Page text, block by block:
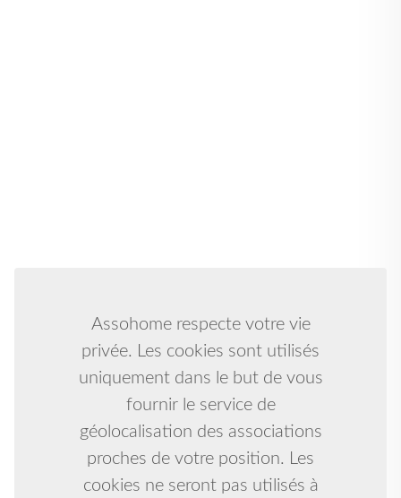
Assohome respecte votre vie
privée. Les cookies sont utilisés
uniquement dans le but de vous
fournir le service de
géolocalisation des associations
proches de votre position. Les
cookies ne seront pas utilisés à